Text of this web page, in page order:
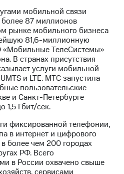
мобильной связи
87 миллионов
рынке мобильного бизнеса
81,6-миллионную
ТелеСистемы»
В странах присутствия
услуги мобильной
и LTE. МТС запустила
пользовательские
и Санкт-Петербурге
1,5 Гбит/cек.
фиксированной телефонии,
в интернет и цифрового
более чем 200 городах
РФ. Всего
в России охвачено свыше